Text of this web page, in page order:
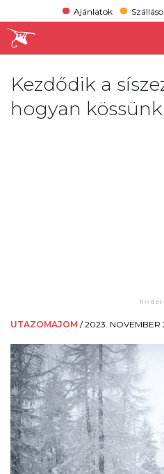
Ajánlatok
Kezdődik a
hogyan
UTAZOMAJOM /2023. NOVEMBER